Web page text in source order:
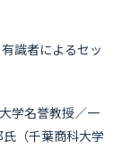
識者によるセッ
学名誉教授／一
（千葉商科大学